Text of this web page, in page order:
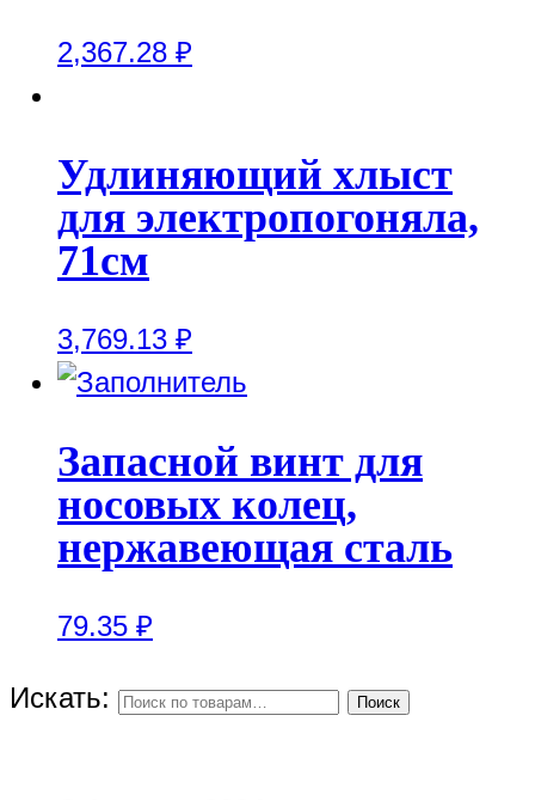
2,367.28 ₽
Удлиняющий хлыст
для электропогоняла,
71см
3,769.13 ₽
Запасной винт для
носовых колец,
нержавеющая сталь
79.35 ₽
Искать: Поиск